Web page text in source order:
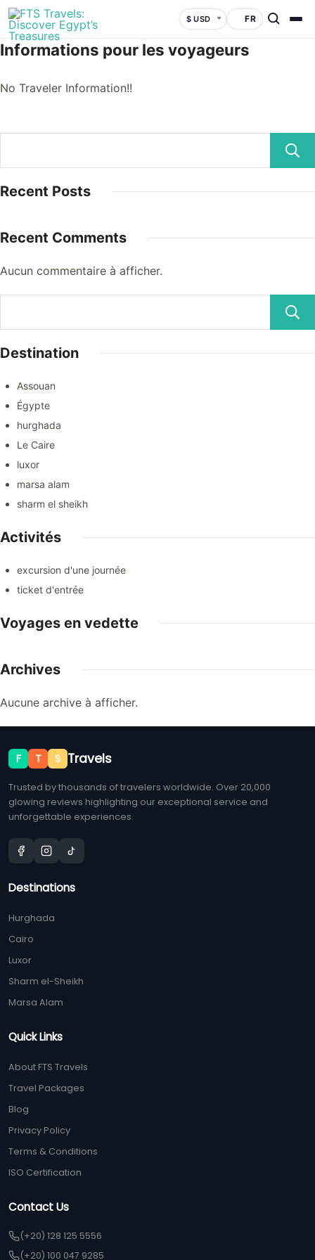
$ USD FR
Informations pour les voyageurs
No Traveler Information!!
Recent Posts
Recent Comments
Aucun commentaire à afficher.
Destination
Assouan
Égypte
hurghada
Le Caire
luxor
marsa alam
sharm el sheikh
Activités
excursion d'une journée
ticket d'entrée
Voyages en vedette
Archives
Aucune archive à afficher.
F T S Travels
Trusted by thousands of travelers worldwide. Over 20,000
glowing reviews highlighting our exceptional service and
unforgettable experiences.
Destinations
Hurghada
Cairo
Luxor
Sharm el-Sheikh
Marsa Alam
Quick Links
About FTS Travels
Travel Packages
Blog
Privacy Policy
Terms & Conditions
ISO Certification
Contact Us
(+20) 128 125 5556
(+20) 100 047 9285